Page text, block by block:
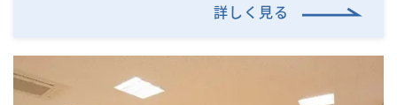
詳しく見る